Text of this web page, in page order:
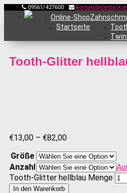
09561/427600 kontakt@dental-
Online-Shop
Startseite
Tooth-Glitter
€13,00 – €82,00
Größe
Anzahl
Tooth-Glitter hellblau Menge
In den Warenkorb